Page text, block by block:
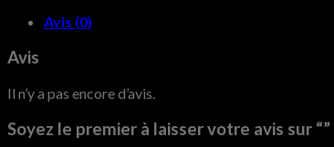
Avis (0)
Avis
Il n’y a pas encore d’avis.
Soyez le premier à laisser votre avis sur “”